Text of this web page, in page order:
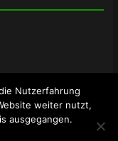
Rechte vorbehalten.
von
Nutzerfahrung
weiter nutzt,
ausgegangen.